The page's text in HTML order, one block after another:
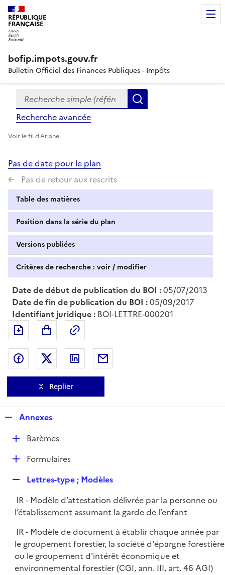
RÉPUBLIQUE
FRANÇAISE
bofip.impots.gouv.fr
Bulletin Officiel des Finances Publiques - Impôts
Formulaire
de
recherche
Recherche simple (références, mots clés, partie du
Recherche avancée
Voir le fil d'Ariane
Pas de date pour le plan
Pas de retour aux rescrits
Table des matières
Position dans la série du plan
Versions publiées
Critères de recherche : voir / modifier
Date de début de publication du BOI :05/07/2013
Date de fin de publication du BOI :05/09/2017
Identifiant juridique : BOI-LETTRE-000201
Exporter le document au format pdf
Partager sur Facebook
Partager sur Twitter
Partager sur LinkedIn
Replier
p
l
i
e
Annexes
D
e
r
Barèmes
D
l
i
e
r
Formulaires
p
l
i
r
Lettres-type ; Modèles
IR - Modèle d’attestation délivrée par la personne ou
l’établissement assumant la garde de l’enfant
IR - Modèle de document à établir chaque année par
le groupement forestier, la société d'épargne forestière
ou le groupement d'intérêt économique et
environnemental forestier (CGI, ann. III, art. 46 AGI)